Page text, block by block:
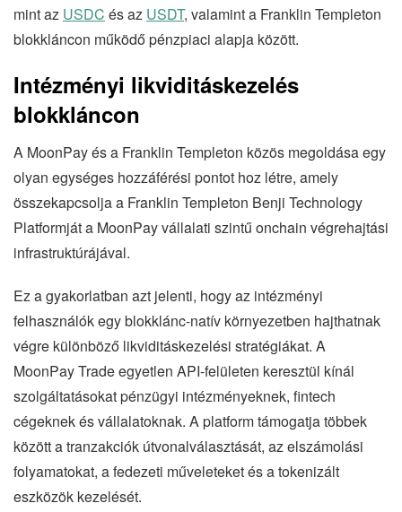
mint az USDC és az USDT, valamint a Franklin Templeton
blokkláncon működő pénzpiaci alapja között.
Intézményi likviditáskezelés
blokkláncon
A MoonPay és a Franklin Templeton közös megoldása egy
olyan egységes hozzáférési pontot hoz létre, amely
összekapcsolja a Franklin Templeton Benji Technology
Platformját a MoonPay vállalati szintű onchain végrehajtási
infrastruktúrájával.
Ez a gyakorlatban azt jelenti, hogy az intézményi
felhasználók egy blokklánc-natív környezetben hajthatnak
végre különböző likviditáskezelési stratégiákat. A
MoonPay Trade egyetlen API-felületen keresztül kínál
szolgáltatásokat pénzügyi intézményeknek, fintech
cégeknek és vállalatoknak. A platform támogatja többek
között a tranzakciók útvonalválasztását, az elszámolási
folyamatokat, a fedezeti műveleteket és a tokenizált
eszközök kezelését.